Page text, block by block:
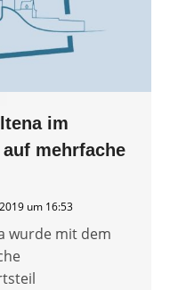
im
mehrfache
um 16:53
wurde mit dem